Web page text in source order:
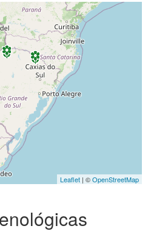
Leaflet | ©OpenStreetMap